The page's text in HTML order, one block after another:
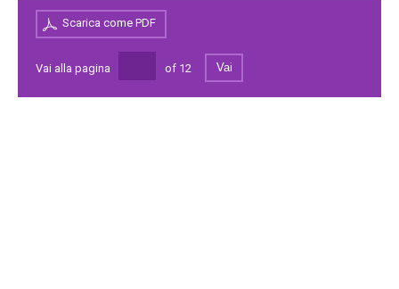
Scarica come PDF
Vai alla pagina of 12 Vai